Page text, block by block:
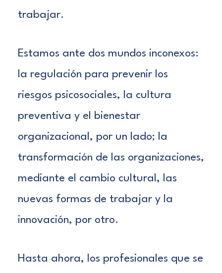
trabajar.
Estamos ante dos mundos inconexos:
la regulación para prevenir los
riesgos psicosociales, la cultura
preventiva y el bienestar
organizacional, por un lado;
la
transformación de las organizaciones,
mediante el cambio cultural, las
nuevas formas de trabajar y la
innovación, por otro.
Hasta ahora, los profesionales que se